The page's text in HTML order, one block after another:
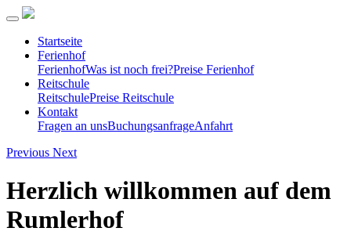
Startseite
Ferienhof
FerienhofWas ist noch frei?Preise Ferienhof
Reitschule
ReitschulePreise Reitschule
Kontakt
Fragen an unsBuchungsanfrageAnfahrt
Previous Next
Herzlich willkommen auf dem
Rumlerhof